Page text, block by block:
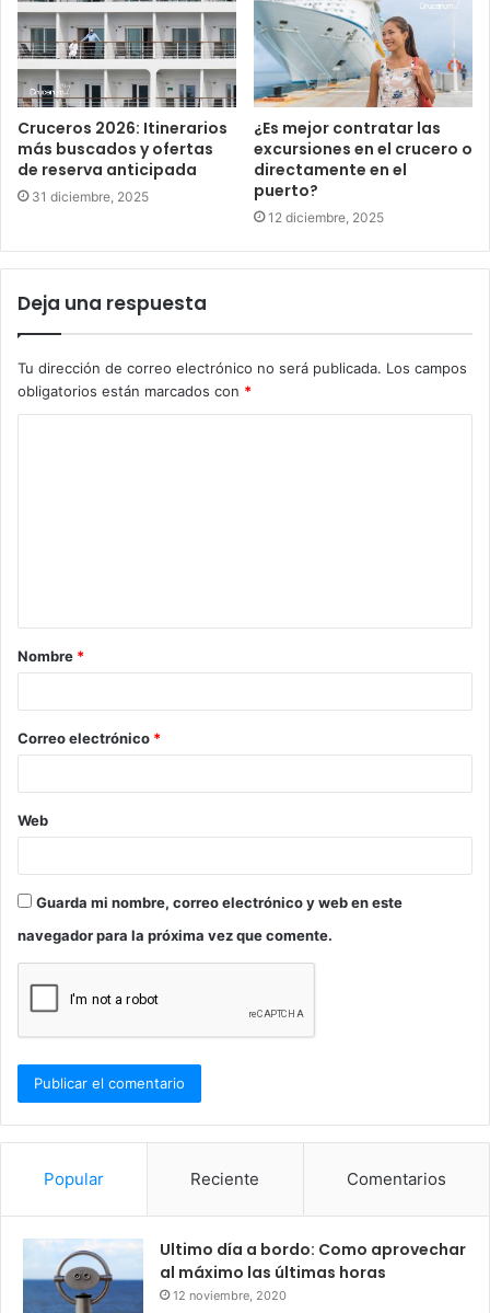
Cruceros 2026: Itinerarios
más buscados y ofertas
de reserva anticipada
31 diciembre, 2025
¿Es mejor contratar las
excursiones en el crucero o
directamente en el
puerto?
12 diciembre, 2025
Deja una respuesta
Tu dirección de correo electrónico no será publicada. Los campos
obligatorios están marcados con *
a
r
*
Nombre *
Correo electrónico *
Web
Guarda mi nombre, correo electrónico y web en este
navegador para la próxima vez que comente.
Popular Reciente Comentarios
Ultimo día a bordo: Como aprovechar
al máximo las últimas horas
12 noviembre, 2020